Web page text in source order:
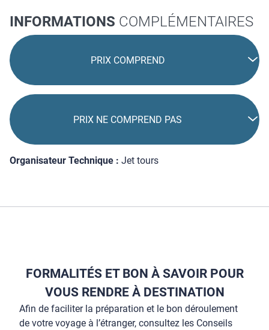
INFORMATIONS COMPLÉMENTAIRES
PRIX COMPREND
PRIX NE COMPREND PAS
Organisateur Technique : Jet tours
FORMALITÉS ET BON À SAVOIR POUR
VOUS RENDRE À DESTINATION
Afin de faciliter la préparation et le bon déroulement
de votre voyage à l’étranger, consultez les Conseils